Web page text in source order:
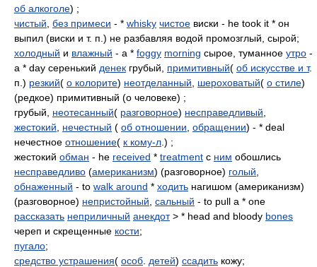
об алкоголе) ;
чистый без примеси - * whisky чистое виски - he took it * он
выпил (виски и т. п.) не разбавляя водой промозглый, сырой;
холодный и влажный - a * foggy morning сырое, туманное утро -
a * day серенький денек грубый, примитивный( об искусстве и т.
п.) резкий( о колорите) неотделанный шероховатый( о стиле)
(редкое) примитивный (о человеке) ;
грубый, неотесанный( разговорное) несправедливый
жестокий
нечестный ( об отношении обращении) - * deal
нечестное отношение( к кому-л .) ;
жестокий обман - he received * treatment с ним обошлись
несправедливо (американизм) (разговорное) голый
обнаженный - to walk around * ходить нагишом (американизм)
(разговорное) непристойный сальный - to pull a * one
рассказать неприличный анекдот> * head and bloody bones
череп и скрещенные кости;
пугало;
средство устрашения( особ детей) ссадить кожу;